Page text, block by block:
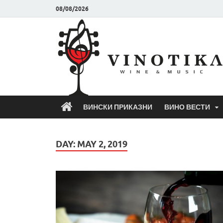
08/08/2026
ВИНСКИ ПРИКАЗНИ ВИНО ВЕСТИ
DAY: MAY 2, 2019